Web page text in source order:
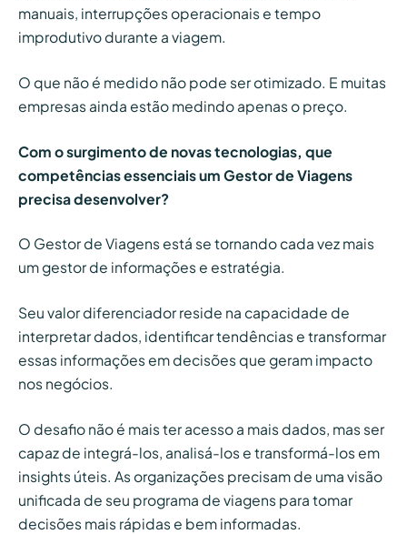
manuais, interrupções operacionais e tempo
improdutivo durante a viagem.
O que não é medido não pode ser otimizado. E muitas
empresas ainda estão medindo apenas o preço.
Com o surgimento de novas tecnologias, que
competências essenciais um Gestor de Viagens
precisa desenvolver?
O Gestor de Viagens está se tornando cada vez mais
um gestor de informações e estratégia.
Seu valor diferenciador reside na capacidade de
interpretar dados, identificar tendências e transformar
essas informações em decisões que geram impacto
nos negócios.
O desafio não é mais ter acesso a mais dados, mas ser
capaz de integrá-los, analisá-los e transformá-los em
insights úteis. As organizações precisam de uma visão
unificada de seu programa de viagens para tomar
decisões mais rápidas e bem informadas.